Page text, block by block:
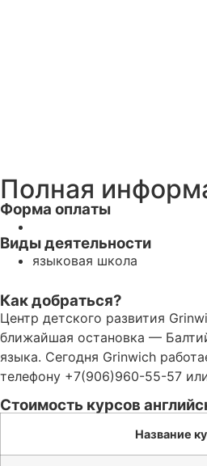
Полная
Форма оплаты
Виды деятельности
языковая школа
Как добраться?
Центр детского развития
ближайшая остановка —
языка. Сегодня Grinwich
телефону +7(906)960-55-57
Стоимость курсов
Название